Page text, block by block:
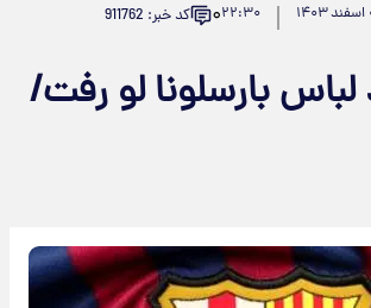
۲۲:۳۰۰ کد خبر: 911762
بارسلونا لو رفت/